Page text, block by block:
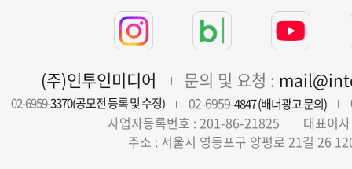
(주)인투인미디어 문의 및 요청 :
02-6959-3370(공모전 등록 및 수정) 02-6959-4847 (배너광고 문의)
사업자등록번호 : 201-86-21825
대표이
주소 : 서울시 영등포구 양평로 21길 26